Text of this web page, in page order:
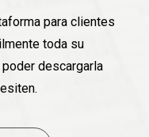
para clientes
toda su
descargarla